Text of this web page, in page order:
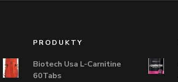
PRODUKTY
Biotech Usa L-Carnitine
60Tabs